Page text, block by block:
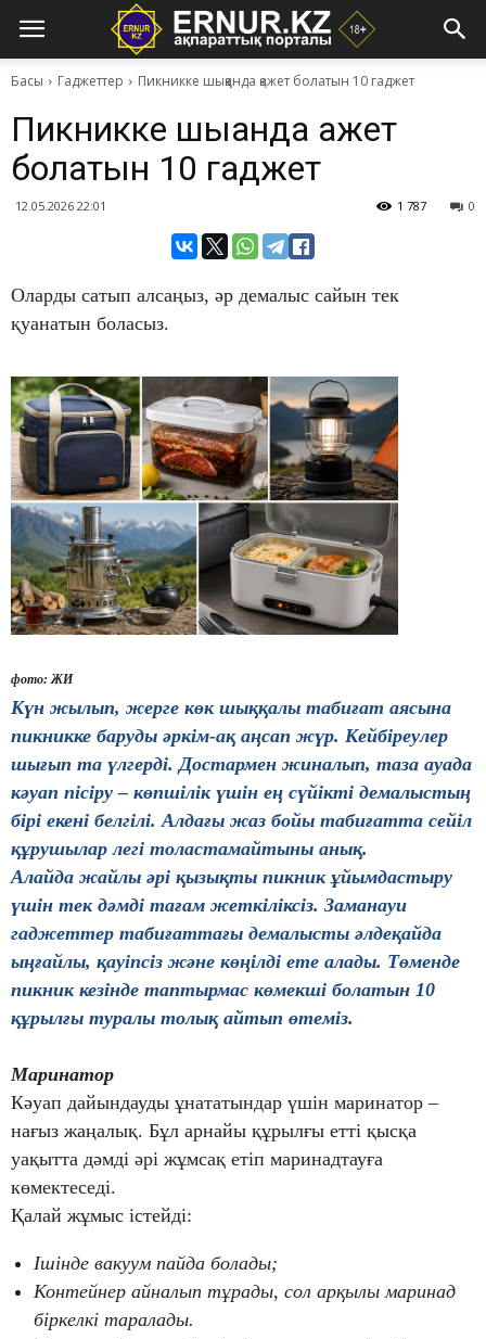
Басы Гаджеттер ​Пикникке шыққанда қажет болатын 10 гаджет
​Пикникке шыққанда қажет
болатын 10 гаджет
12.05.2026 22:01 0
1 787
Оларды сатып алсаңыз, әр демалыс сайын тек
қуанатын боласыз.
фото: ЖИ
Күн жылып, жерге көк шыққалы табиғат аясына
пикникке баруды әркім-ақ аңсап жүр. Кейбіреулер
шығып та үлгерді. Достармен жиналып, таза ауада
кәуап пісіру – көпшілік үшін ең сүйікті демалыстың
бірі екені белгілі. Алдағы жаз бойы табиғатта сейіл
құрушылар легі толастамайтыны анық.
Алайда жайлы әрі қызықты пикник ұйымдастыру
үшін тек дәмді тағам жеткіліксіз. Заманауи
гаджеттер табиғаттағы демалысты әлдеқайда
ыңғайлы, қауіпсіз және көңілді ете алады. Төменде
пикник кезінде таптырмас көмекші болатын 10
құрылғы туралы толық айтып өтеміз.
Маринатор
Кәуап дайындауды ұнататындар үшін маринатор –
нағыз жаңалық. Бұл арнайы құрылғы етті қысқа
уақытта дәмді әрі жұмсақ етіп маринадтауға
көмектеседі.
Қалай жұмыс істейді:
Ішінде вакуум пайда болады;
Контейнер айналып тұрады, сол арқылы маринад
біркелкі таралады.